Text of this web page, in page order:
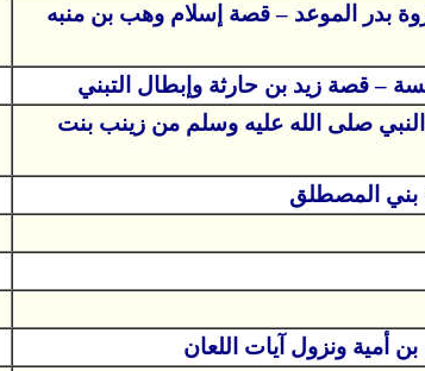
بدر الموعد – قصة إسلام وهب بن منبه
– قصة زيد بن حارثة وإبطال التبني
صلى الله عليه وسلم من زينب بنت
بني المصطلق
أمية ونزول آيات اللعان